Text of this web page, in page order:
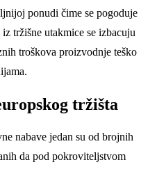
ponudi čime se pogoduje
tržišne utakmice se izbacuju
troškova proizvodnje teško
tržišta
nabave jedan su od brojnih
da pod pokroviteljstvom